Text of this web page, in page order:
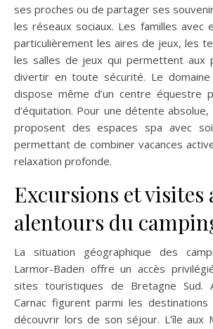
ses proches ou de partager ses
les réseaux sociaux. Les familles avec
particulièrement les aires de jeux, les
les salles de jeux qui permettent aux
divertir en toute sécurité. Le domaine
dispose même d’un centre équestre
d’équitation. Pour une détente
proposent des espaces spa avec
permettant de combiner vacances
relaxation profonde.
Excursions et visites
alentours du
La situation géographique des
Larmor-Baden offre un accès
sites touristiques de Bretagne Sud.
Carnac figurent parmi les destinations
découvrir lors de son séjour. L’île aux